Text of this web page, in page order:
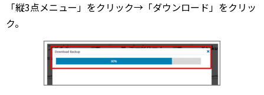
「縦3点メニュー」をクリック→「ダウンロード」をクリッ
ク。